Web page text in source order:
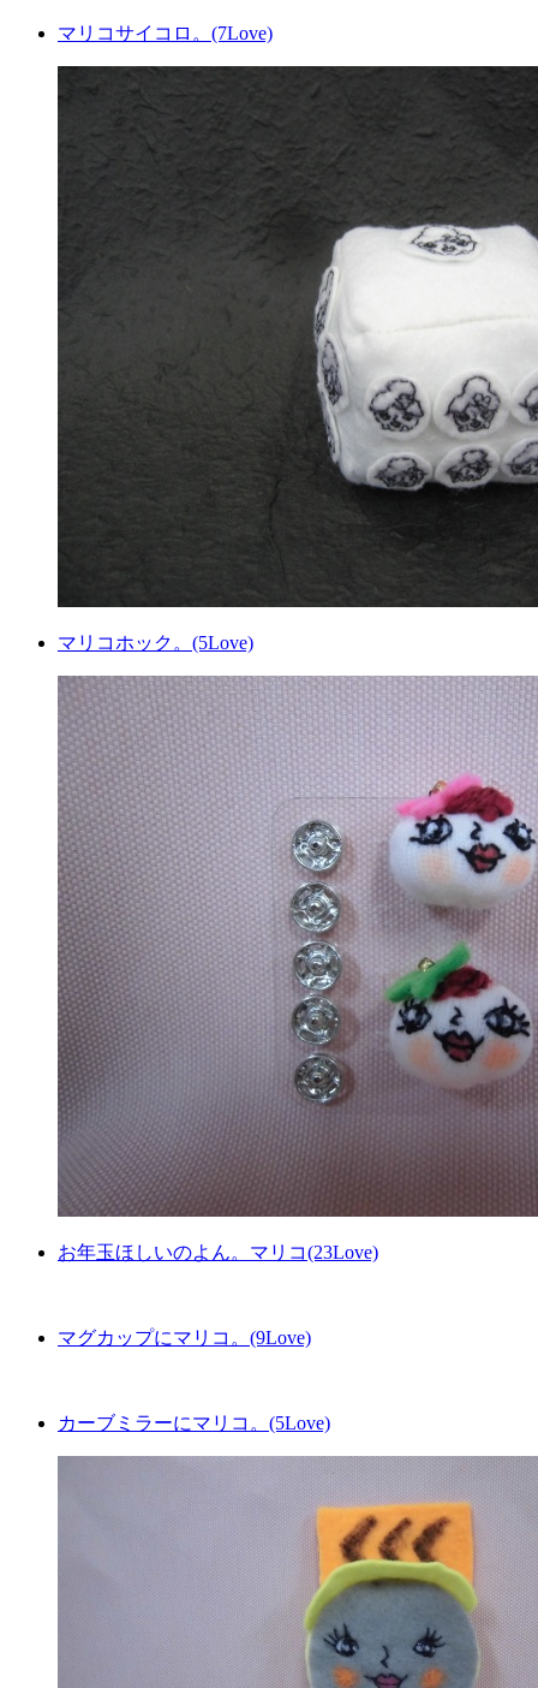
マリコサイコロ。(7Love)
マリコホック。(5Love)
お年玉ほしいのよん。マリコ(23Love)
マグカップにマリコ。(9Love)
カーブミラーにマリコ。(5Love)